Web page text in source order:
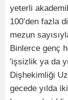
yeterli
100’den fazla
mezun
Binlerce genç
'işsizlik ya da
Dişhekimliği
gecede yılda